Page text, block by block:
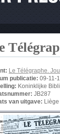
Le Télégraphe.
publicatie: 09-11-
Koninklijke
JB287
van uitgave: Liège